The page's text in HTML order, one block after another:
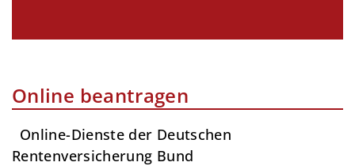
Online beantragen
Online-Dienste der Deutschen
Rentenversicherung Bund